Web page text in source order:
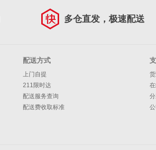
多仓直发，极速配送
配送方式
上门自提
211限时达
配送服务查询
配送费收取标准